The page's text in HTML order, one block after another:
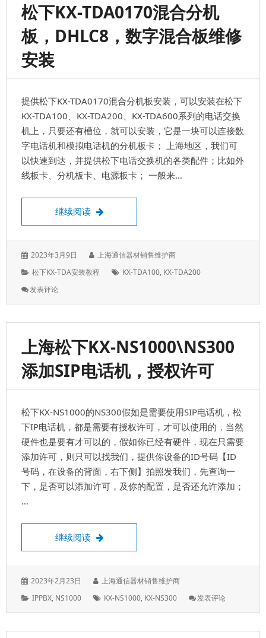
NS1000
电
话
交
安
装
调
试
KX-
NS1000
松下KX-TDA0170混合分机
板，DHLC8，数字混合板维修
安装
提供松下KX-TDA0170混合分机板安装，可以安装在松下
KX-TDA100、KX-TDA200、KX-TDA600系列的电话交换
机上，只要还有槽位，就可以安装，它是一块可以连接数
字电话机和模拟电话机的分机板卡； 上海地区，我们可
以快速到达，并提供松下电话交换机的各类配件；比如外
线板卡、分机板卡、电源板卡； 一般来…
继续阅读 松下KX-TDA0170混合分机板，DHLC8，
发
于：
2023年3月9日
作
上海通信器材销售维护商
分
松下KX-TDA安装教程
标
KX-TDA100, KX-TDA200
发表评论: 松
TDA0170
合
分
机
板，
字
混
板
维
修
安
装
上海松下KX-NS1000\NS300
添加SIP电话机，授权许可
松下KX-NS1000的NS300假如是需要使用SIP电话机，松
下IP电话机，都是需要有授权许可，才可以使用的，当然
硬件也是要有才可以的，假如你已经有硬件，现在只需要
添加许可，则只可以找我们，提供你设备的ID号码【ID
号码，在设备的背面，右下侧】拍照发我们，先查询一
下，是否可以添加许可，及你的配置，是否还允许添加；
…
继续阅读 上海松下KX-NS1000\NS300添加SIP电话
发
于：
2023年2月23日
作
上海通信器材销售维护商
分
IPPBX, NS1000
标
KX-NS1000, KX-NS300 发表评论: 上
下